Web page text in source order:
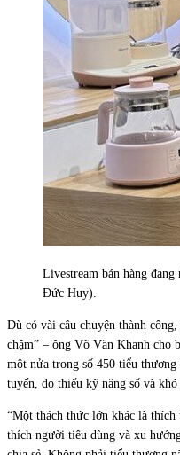
Livestream bán hàng
Đức Huy).
Dù có vài câu chuyện thành
chậm” – ông Võ Văn Khanh cho
một nửa trong số 450 tiểu
tuyến, do thiếu kỹ năng số và
“Một thách thức lớn khác là
thích người tiêu dùng và xu